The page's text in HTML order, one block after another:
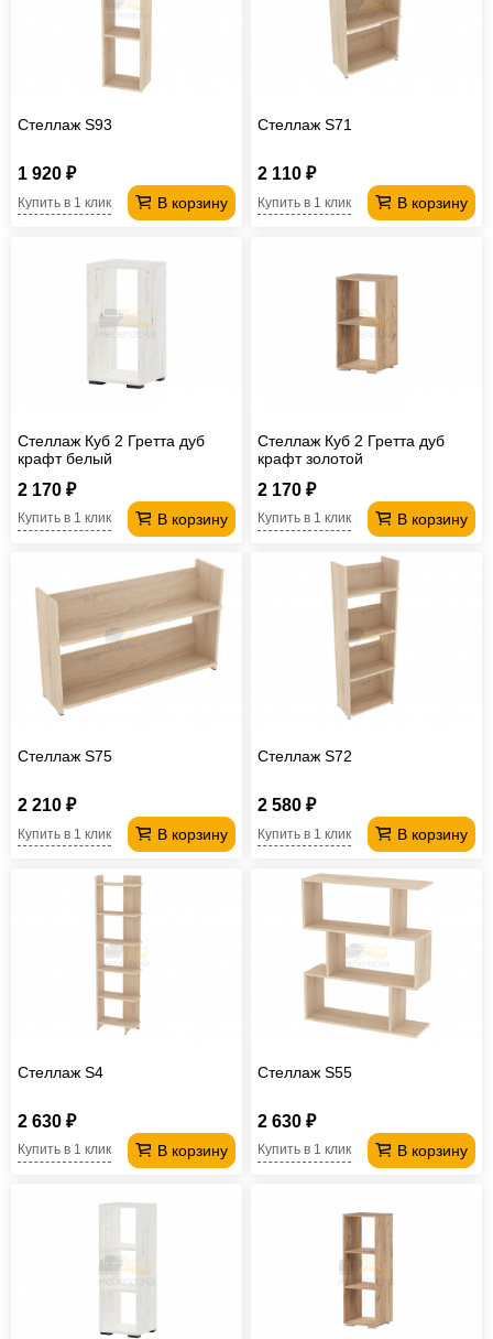
Стеллаж S93
1 920 ₽
В корзину
Купить в 1 клик
Стеллаж S71
2 110 ₽
В корзину
Купить в 1 клик
Стеллаж Куб 2 Гретта дуб
крафт белый
2 170 ₽
В корзину
Купить в 1 клик
Стеллаж Куб 2 Гретта дуб
крафт золотой
2 170 ₽
В корзину
Купить в 1 клик
Стеллаж S75
2 210 ₽
В корзину
Купить в 1 клик
Стеллаж S72
2 580 ₽
В корзину
Купить в 1 клик
Стеллаж S4
2 630 ₽
В корзину
Купить в 1 клик
Стеллаж S55
2 630 ₽
В корзину
Купить в 1 клик